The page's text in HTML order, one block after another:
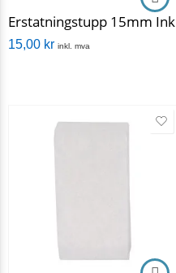
Erstatningstupp 15mm Ink
15,00 kr inkl. mva